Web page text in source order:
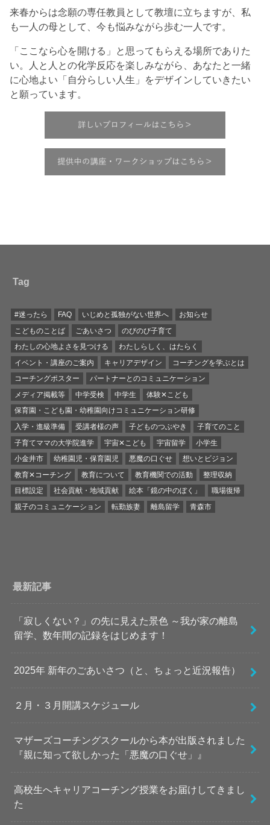
来春からは念願の専任教員として教壇に立ちますが、私
も一人の母として、今も悩みながら歩む一人です。
「ここなら心を開ける」と思ってもらえる場所でありた
い。人と人との化学反応を楽しみながら、あなたと一緒
に心地よい「自分らしい人生」をデザインしていきたい
と願っています。
Tag
#迷ったら FAQ いじめと孤独がない世界へ
お知らせ
こどものことば
ごあいさつ
のびのび子育て
わたしの心地よさを見つける
わたしらしく、はたらく
イベント・講座のご案内
キャリアデザイン
コーチングを学ぶとは
コーチングポスター
パートナーとのコミュニケーション
メディア掲載等
中学受検 中学生
体験✕こども
保育園・こども園・幼稚園向けコミュニケーション研修
入学・進級準備
受講者様の声 子どものつぶやき
子育てのこと
子育てママの大学院進学
宇宙✕こども 宇宙留学
小学生
小金井市
幼稚園児・保育園児 悪魔の口ぐせ
想いとビジョン
教育✕コーチング
教育について 教育機関での活動
整理収納
目標設定
社会貢献・地域貢献 絵本「鏡の中のぼく」
職場復帰
親子のコミュニケーション
転勤族妻 離島留学 青森市
最新記事
「寂しくない？」の先に見えた景色 ～我が家の離島
留学、数年間の記録をはじめます！
2025年 新年のごあいさつ（と、ちょっと近況報告）
２月・３月開講スケジュール
マザーズコーチングスクールから本が出版されました
『親に知って欲しかった「悪魔の口ぐせ」』
高校生へキャリアコーチング授業をお届けしてきまし
た